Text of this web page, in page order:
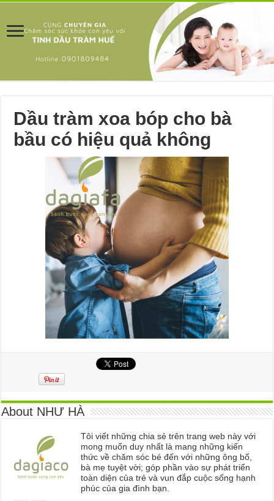
Dầu tràm xoa bóp cho bà
bầu có hiệu quả không
About NHƯ HÀ
Tôi viết những chia sẻ trên trang web này với
mong muốn duy nhất là mang những kiến
thức về chăm sóc bé đến với những ông bố,
bà mẹ tuyệt vời; góp phần vào sự phát triển
toàn diện của trẻ và vun đắp cuộc sống hạnh
phúc của gia đình bạn.